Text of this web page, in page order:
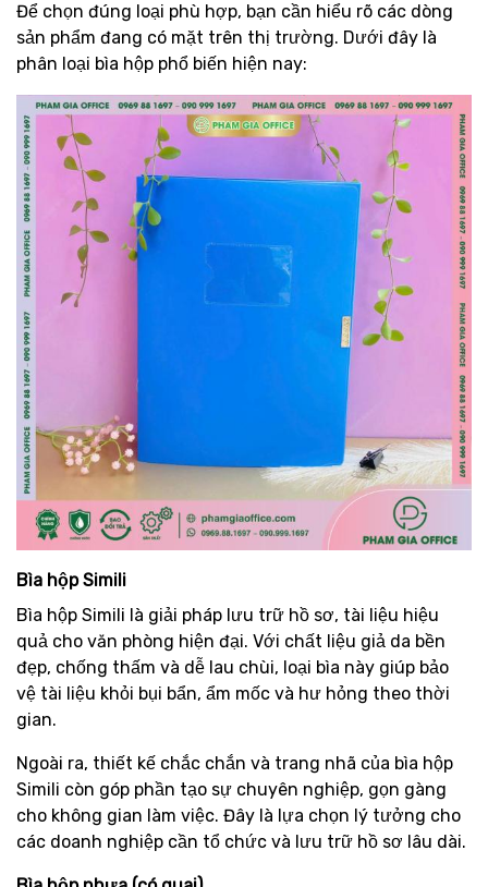
Để chọn đúng loại phù hợp, bạn cần hiểu rõ các dòng
sản phẩm đang có mặt trên thị trường. Dưới đây là
phân loại bìa hộp phổ biến hiện nay:
Bìa hộp Simili
Bìa hộp Simili là giải pháp lưu trữ hồ sơ, tài liệu hiệu
quả cho văn phòng hiện đại. Với chất liệu giả da bền
đẹp, chống thấm và dễ lau chùi, loại bìa này giúp bảo
vệ tài liệu khỏi bụi bẩn, ẩm mốc và hư hỏng theo thời
gian.
Ngoài ra, thiết kế chắc chắn và trang nhã của bìa hộp
Simili còn góp phần tạo sự chuyên nghiệp, gọn gàng
cho không gian làm việc. Đây là lựa chọn lý tưởng cho
các doanh nghiệp cần tổ chức và lưu trữ hồ sơ lâu dài.